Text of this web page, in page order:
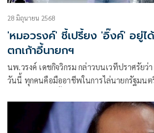
28 มิถุนายน 2568
'หมอวรงค์' ชี้เปรี้ยง 'อิ๊งค์' อยู่ไ
ตกเก้าอี้นายกฯ
นพ.วรงค์ เดชกิจวิกรม กล่าวบนเวทีปราศรัย
วันนี้ ทุกคนคือมืออาชีพในการไล่นายกรัฐมน
นายสมชาย วงศ์สวัสดิ์ อดีตนายกรัฐมนตรี